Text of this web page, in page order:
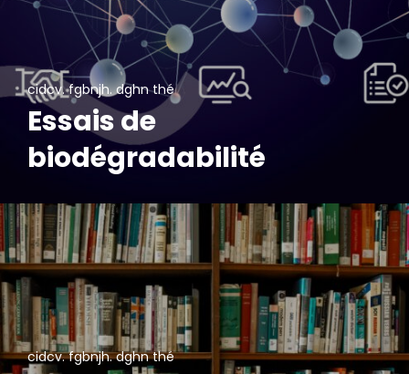
cidcv. fgbnjh. dghn thé
Essais de
biodégradabilité
cidcv. fgbnjh. dghn thé